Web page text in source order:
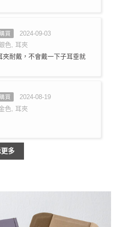
買
2024-09-03
色, 耳夾
夾耐戴，不會戴一下子耳垂就
買
2024-08-19
色, 耳夾
多